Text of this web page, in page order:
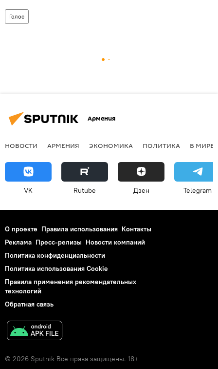
Голос
Армения
НОВОСТИ АРМЕНИЯ ЭКОНОМИКА ПОЛИТИКА В МИРЕ
VK Rutube Дзен Telegram
О проекте Правила использования Контакты
Реклама Пресс-релизы Новости компаний
Политика конфиденциальности
Политика использования Cookie
Правила применения рекомендательных
технологий
Обратная связь
© 2026 Sputnik Все права защищены. 18+